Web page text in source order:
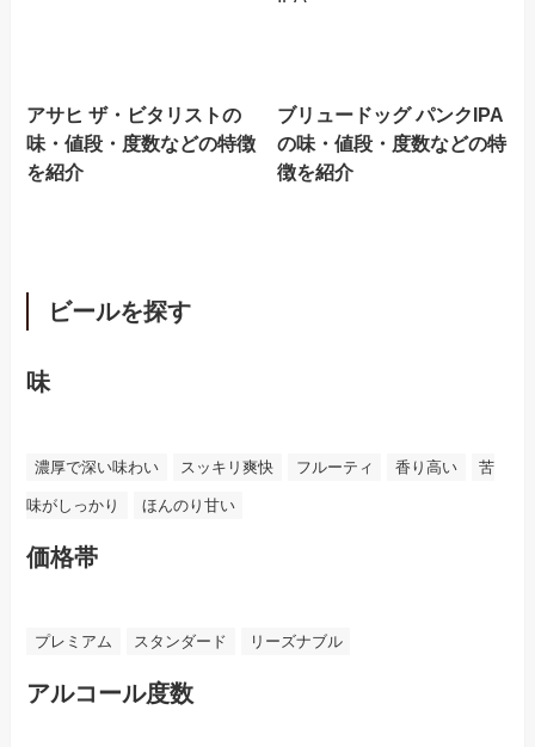
アサヒ ザ・ビタリストの
味・値段・度数などの特徴
を紹介
ブリュードッグ パンクIPA
の味・値段・度数などの特
徴を紹介
ビールを探す
味
濃厚で深い味わい スッキリ爽快 フルーティ 香り高い 苦
味がしっかり ほんのり甘い
価格帯
プレミアム スタンダード リーズナブル
アルコール度数